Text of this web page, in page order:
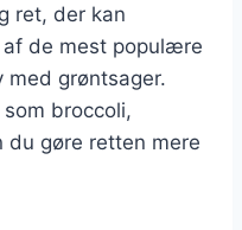
ret, der kan
af de mest populære
med grøntsager.
broccoli,
du gøre retten mere